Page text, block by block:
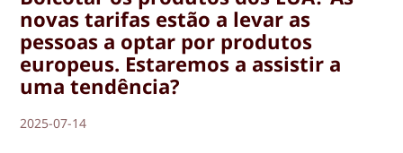
novas tarifas estão a levar as
pessoas a optar por produtos
europeus. Estaremos a assistir a
uma tendência?
2025-07-14